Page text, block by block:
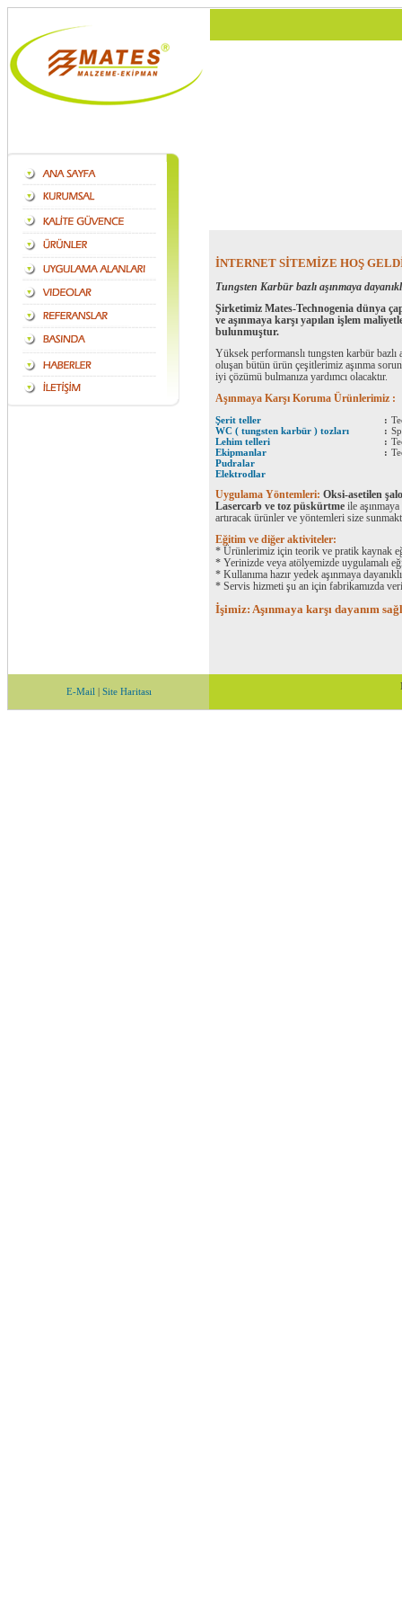
İNTERNET SİTEMİZE HOŞ
Tungsten Karbür bazlı aşınmaya
Şirketimiz Mates-Technogenia dünya
ve aşınmaya karşı yapılan işlem
bulunmuştur.
Yüksek performanslı tungsten karbür bazlı
oluşan bütün ürün çeşitlerimiz aşınma
iyi çözümü bulmanıza yardımcı olacaktır.
Aşınmaya Karşı Koruma Ürünlerimiz :
Şerit teller :
WC ( tungsten karbür ) tozları
:
Lehim telleri
:
Ekipmanlar
:
Pudralar
Elektrodlar
Uygulama Yöntemleri: Oksi-asetilen
Lasercarb ve toz püskürtme ile
artıracak ürünler ve yöntemleri size
Eğitim ve diğer aktiviteler:
* Ürünlerimiz için teorik ve pratik kaynak
* Yerinizde veya atölyemizde uygulamalı
* Kullanıma hazır yedek aşınmaya
* Servis hizmeti şu an için fabrikamızda
İşimiz: Aşınmaya karşı dayanım
E-Mail | Site Haritası